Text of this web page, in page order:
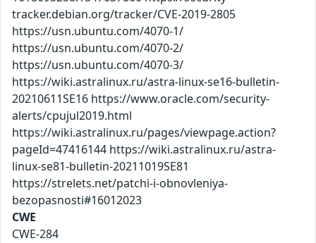
tracker.debian.org/tracker/CVE-2019-2805
https://usn.ubuntu.com/4070-1/
https://usn.ubuntu.com/4070-2/
https://usn.ubuntu.com/4070-3/
https://wiki.astralinux.ru/astra-linux-se16-bulletin-
20210611SE16 https://www.oracle.com/security-
alerts/cpujul2019.html
https://wiki.astralinux.ru/pages/viewpage.action?
pageId=47416144 https://wiki.astralinux.ru/astra-
linux-se81-bulletin-20211019SE81
https://strelets.net/patchi-i-obnovleniya-
bezopasnosti#16012023
CWE
CWE-284